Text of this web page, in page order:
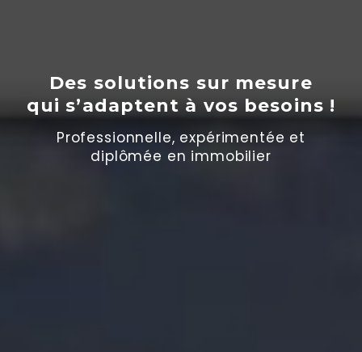
Des solutions sur mesure
qui s’adaptent à vos besoins !
Professionnelle, expérimentée et
diplômée en immobilier